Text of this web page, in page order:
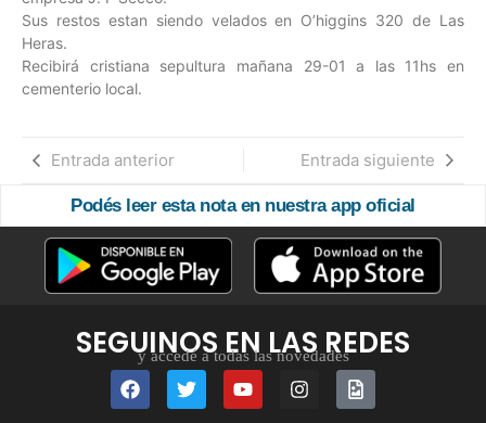
Sus restos estan siendo velados en O’higgins 320 de Las
Heras.
Recibirá cristiana sepultura mañana 29-01 a las 11hs en
cementerio local.
Entrada anterior Entrada siguiente
Podés leer esta nota en nuestra app oficial
SEGUINOS EN LAS REDES
y accedé a todas las novedades